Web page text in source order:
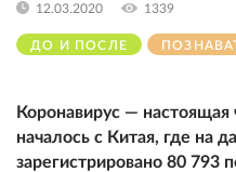
ДО И ПОСЛЕ
12.03.2020 1339
Коронавирус — настоящая
началось с Китая, где на
зарегистрировано 80 793